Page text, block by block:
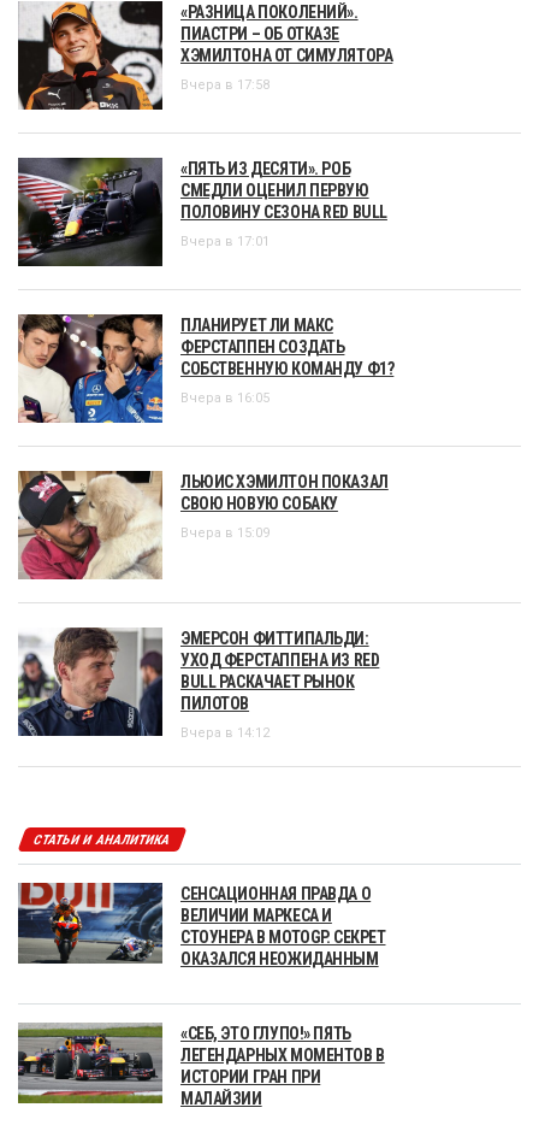
«РАЗНИЦА ПОКОЛЕНИЙ».
ПИАСТРИ – ОБ ОТКАЗЕ
ХЭМИЛТОНА ОТ СИМУЛЯТОРА
Вчера в 17:58
«ПЯТЬ ИЗ ДЕСЯТИ». РОБ
СМЕДЛИ ОЦЕНИЛ ПЕРВУЮ
ПОЛОВИНУ СЕЗОНА RED BULL
Вчера в 17:01
ПЛАНИРУЕТ ЛИ МАКС
ФЕРСТАППЕН СОЗДАТЬ
СОБСТВЕННУЮ КОМАНДУ Ф1?
Вчера в 16:05
ЛЬЮИС ХЭМИЛТОН ПОКАЗАЛ
СВОЮ НОВУЮ СОБАКУ
Вчера в 15:09
ЭМЕРСОН ФИТТИПАЛЬДИ:
УХОД ФЕРСТАППЕНА ИЗ RED
BULL РАСКАЧАЕТ РЫНОК
ПИЛОТОВ
Вчера в 14:12
СТАТЬИ И АНАЛИТИКА
СЕНСАЦИОННАЯ ПРАВДА О
ВЕЛИЧИИ МАРКЕСА И
СТОУНЕРА В MOTOGP. СЕКРЕТ
ОКАЗАЛСЯ НЕОЖИДАННЫМ
«СЕБ, ЭТО ГЛУПО!» ПЯТЬ
ЛЕГЕНДАРНЫХ МОМЕНТОВ В
ИСТОРИИ ГРАН ПРИ
МАЛАЙЗИИ